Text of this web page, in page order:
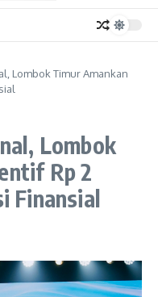
Lombok Timur Amankan
Lombok
Rp 2
Finansial